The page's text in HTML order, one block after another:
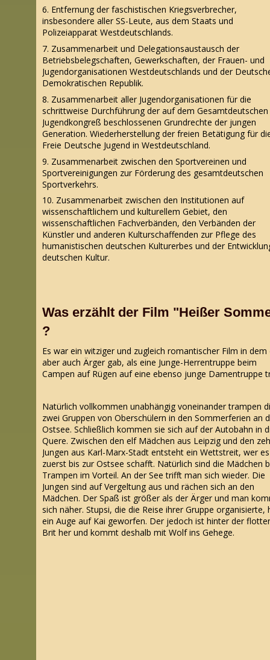
6. Entfernung der faschistischen Kriegsverbrecher,
insbesondere aller SS-Leute, aus dem Staats und
Polizeiapparat Westdeutschlands.
7. Zusammenarbeit und Delegationsaustausch der
Betriebsbelegschaften, Gewerkschaften, der Frauen- und
Jugendorganisationen Westdeutschlands und der
Demokratischen Republik.
8. Zusammenarbeit aller Jugendorganisationen für die
schrittweise Durchführung der auf dem Gesamtdeutschen
Jugendkongreß beschlossenen Grundrechte der jungen
Generation. Wiederherstellung der freien Betätigung für
Freie Deutsche Jugend in Westdeutschland.
9. Zusammenarbeit zwischen den Sportvereinen und
Sportvereinigungen zur Förderung des gesamtdeutschen
Sportverkehrs.
10. Zusammenarbeit zwischen den Institutionen auf
wissenschaftlichem und kulturellem Gebiet, den
wissenschaftlichen Fachverbänden, den Verbänden der
Künstler und anderen Kulturschaffenden zur Pflege des
humanistischen deutschen Kulturerbes und der
deutschen Kultur.
Was erzählt der Film "Heißer
?
Es war ein witziger und zugleich romantischer Film in dem
aber auch Ärger gab, als eine Junge-Herrentruppe beim
Campen auf Rügen auf eine ebenso junge Damentruppe
Natürlich vollkommen unabhängig voneinander trampen
zwei Gruppen von Oberschülern in den Sommerferien an
Ostsee. Schließlich kommen sie sich auf der Autobahn in
Quere. Zwischen den elf Mädchen aus Leipzig und den
Jungen aus Karl-Marx-Stadt entsteht ein Wettstreit, wer es
zuerst bis zur Ostsee schafft. Natürlich sind die Mädchen
Trampen im Vorteil. An der See trifft man sich wieder. Die
Jungen sind auf Vergeltung aus und rächen sich an den
Mädchen. Der Spaß ist größer als der Ärger und man
sich näher. Stupsi, die die Reise ihrer Gruppe organisierte,
ein Auge auf Kai geworfen. Der jedoch ist hinter der
Brit her und kommt deshalb mit Wolf ins Gehege.